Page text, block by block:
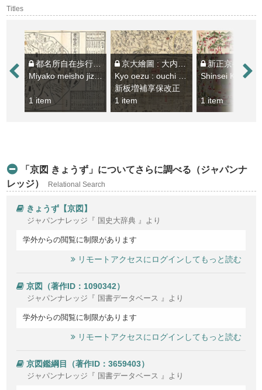
Titles
都名所自在歩行 : 改正分間 : 新撰京圖
Miyako meisho jizai aruki : kaisei bunken : shinsen Kyozu
1 item
京大繪圖 : 大内并寺社町小路 : 洛陽洛外名所案内
Kyo oezu : ouchi narabini jishamachi koji : rakuyo rakugai meisho annai
新板増補享保改正
1 item
新正京都細繪圖 : 懐寳銅
1 item
「京図 きょうず」についてさらに調べる（ジャパンナ
レッジ）
Relational Search
きょうず【京図】
ジャパンナレッジ『 国史大辞典 』より
学外からの閲覧に制限があります
リモートアクセスにログインしてもっと読む
京図（著作ID：1090342）
ジャパンナレッジ『 国書データベース 』より
学外からの閲覧に制限があります
リモートアクセスにログインしてもっと読む
京図鑑綱目（著作ID：3659403）
ジャパンナレッジ『 国書データベース 』より